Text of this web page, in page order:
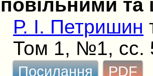
повільними
Р. І. Петришин
Том 1, №1, сс.
Посилання PDF